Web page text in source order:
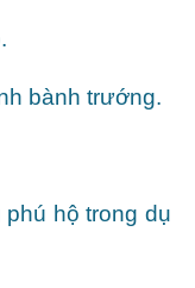
bành trướng.
hộ trong dụ